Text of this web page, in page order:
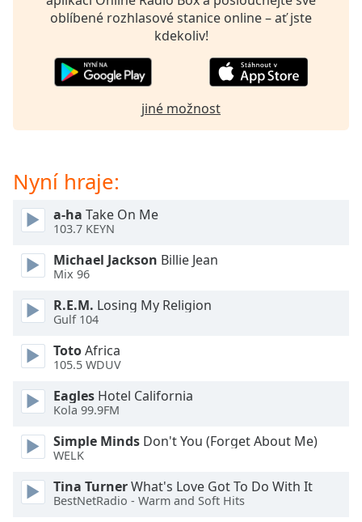
and
window.
Color
Opacity
Background
Color
Opacity
Caption
Area
Background
oblíbené rozhlasové stanice online – ať jste
kdekoliv!
jiné možnost
Nyní hraje:
a-ha Take On Me
103.7 KEYN
Michael Jackson Billie Jean
Mix 96
R.E.M. Losing My Religion
Gulf 104
TotoAfrica
105.5 WDUV
Eagles Hotel California
Kola 99.9FM
Simple Minds Don't You (Forget About Me)
WELK
Tina TurnerWhat's Love Got To Do With It
BestNetRadio - Warm and Soft Hits